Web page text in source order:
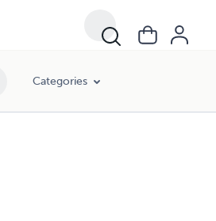
Categories